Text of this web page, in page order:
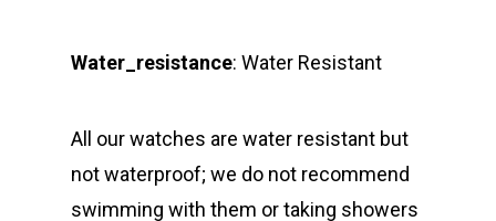
Water_resistance: Water Resistant
All our watches are water resistant but
not waterproof; we do not recommend
swimming with them or taking showers